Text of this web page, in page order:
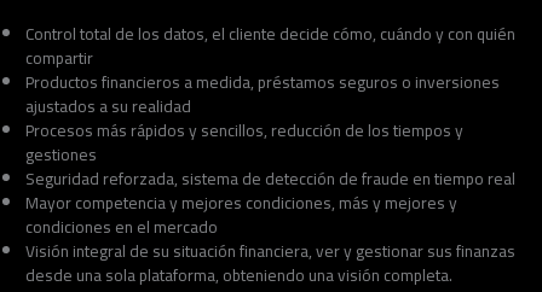
Control total de los datos, el cliente decide cómo, cuándo y con quién
compartir
Productos financieros a medida, préstamos seguros o inversiones
ajustados a su realidad
Procesos más rápidos y sencillos, reducción de los tiempos y
gestiones
Seguridad reforzada, sistema de detección de fraude en tiempo real
Mayor competencia y mejores condiciones, más y mejores y
condiciones en el mercado
Visión integral de su situación financiera, ver y gestionar sus finanzas
desde una sola plataforma, obteniendo una visión completa.